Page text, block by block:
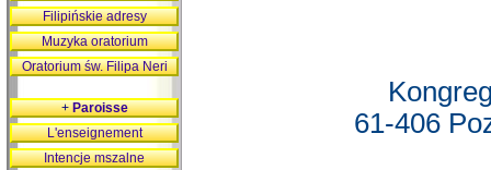
61-406
Filipińskie adresy
Muzyka oratorium
Oratorium św. Filipa Neri
+Paroisse
L'enseignement
Intencje mszalne